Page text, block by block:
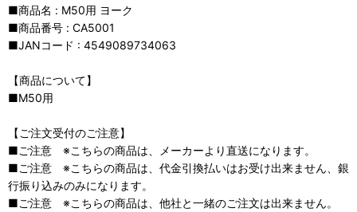
■商品名 : M50用 ヨーク
■商品番号 : CA5001
■JANコード : 4549089734063
【商品について】
■M50用
【ご注文受付のご注意】
■ご注意 ※こちらの商品は、メーカーより直送になります。
■ご注意 ※こちらの商品は、代金引換払いはお受け出来ません、銀
行振り込みのみになります。
■ご注意 ※こちらの商品は、他社と一緒のご注文は出来ません。